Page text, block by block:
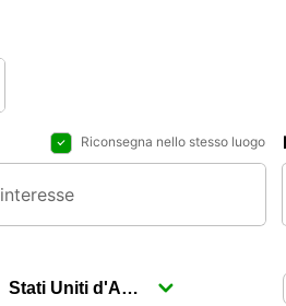
Riconsegna nello stesso luogo